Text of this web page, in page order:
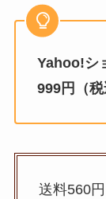
Yahoo!シ
999円（税
送料560